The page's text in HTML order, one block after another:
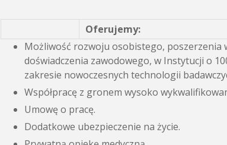
Oferujemy:
Możliwość rozwoju osobistego, poszerzenia
doświadczenia zawodowego, w Instytucji o
zakresie nowoczesnych technologii
Współpracę z gronem wysoko
Umowę o pracę.
Dodatkowe ubezpieczenie na życie.